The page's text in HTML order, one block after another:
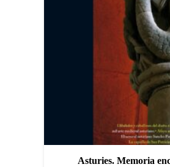
Asturies. Memoria